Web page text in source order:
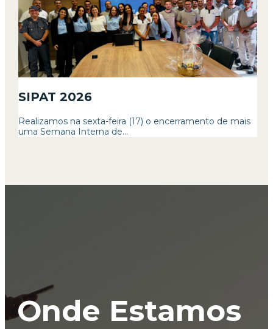
SIPAT 2026
Realizamos na sexta-feira (17) o encerramento de mais
uma Semana Interna de...
Onde Estamos